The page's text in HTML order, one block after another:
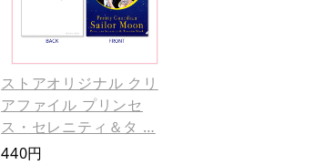
ストアオリジナル クリ
アファイル プリンセ
ス・セレニティ＆タ …
440円